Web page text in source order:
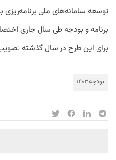
توسعه سامانه‌های ملی برنامه‌ریزی
برنامه و بودجه طی سال جاری
برای این طرح در سال گذشته تصویب کرده بود ۸۰
بودجه۱۴۰۳